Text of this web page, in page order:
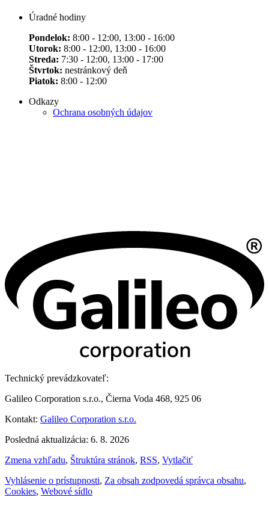
Úradné hodiny
Pondelok: 8:00 - 12:00, 13:00 - 16:00
Utorok: 8:00 - 12:00, 13:00 - 16:00
Streda: 7:30 - 12:00, 13:00 - 17:00
Štvrtok: nestránkový deň
Piatok: 8:00 - 12:00
Odkazy
Ochrana osobných údajov
Technický prevádzkovateľ:
Galileo Corporation s.r.o., Čierna Voda 468, 925 06
Kontakt: Galileo Corporation s.r.o.
Posledná aktualizácia: 6. 8. 2026
Zmena vzhľadu, Štruktúra stránok, RSS, Vytlačiť
Vyhlásenie o prístupnosti, Za obsah zodpovedá správca obsahu,
Cookies, Webové sídlo